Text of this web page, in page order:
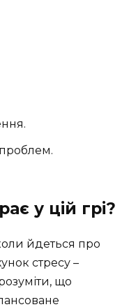
у цій грі?
йдеться про
стресу –
що